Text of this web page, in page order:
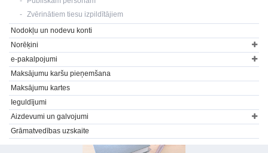
Zvērinātiem tiesu izpildītājiem
Nodokļu un nodevu konti
Norēķini
e-pakalpojumi
Maksājumu karšu pieņemšana
Maksājumu kartes
Ieguldījumi
Aizdevumi un galvojumi
Grāmatvedības uzskaite